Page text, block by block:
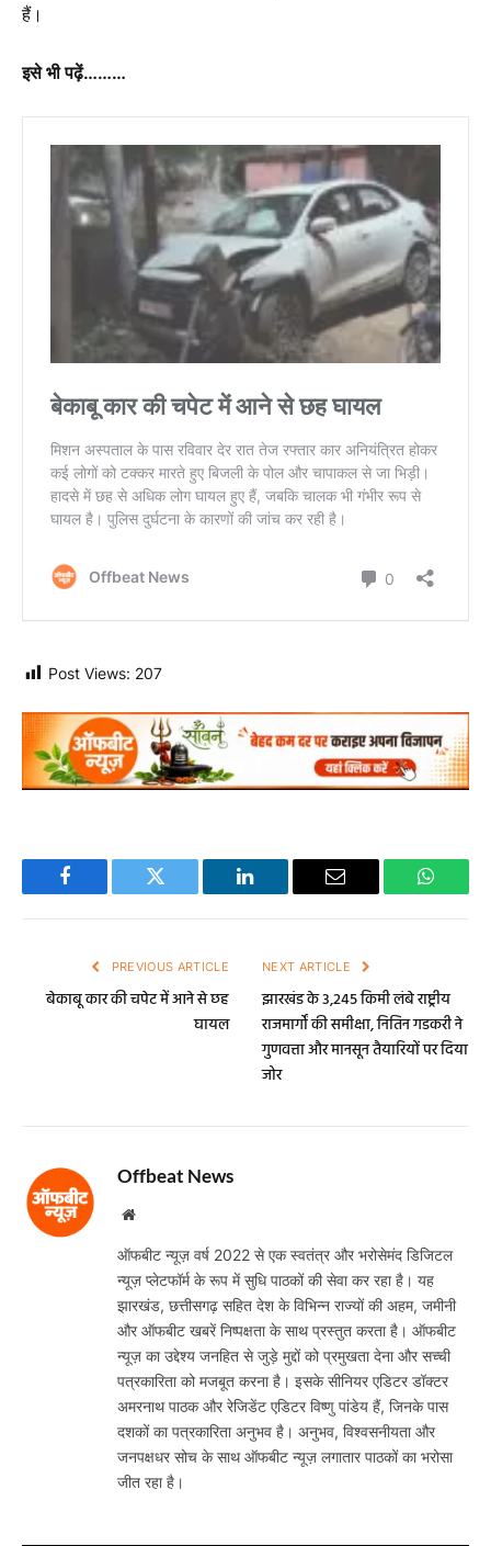
हैं।
इसे भी पढ़ें………
Post Views: 207
Facebook Twitter LinkedIn Email
PREVIOUS ARTICLE
बेकाबू कार की चपेट में आने से छह
घायल
NEXT ARTICLE
झारखंड के 3,245 किमी लंबे राष्ट्रीय
राजमार्गों की समीक्षा, नितिन गडकरी ने
गुणवत्ता और मानसून तैयारियों पर दिया
जोर
Offbeat News
Website
ऑफबीट न्यूज़ वर्ष 2022 से एक स्वतंत्र और भरोसेमंद डिजिटल
न्यूज़ प्लेटफॉर्म के रूप में सुधि पाठकों की सेवा कर रहा है। यह
झारखंड, छत्तीसगढ़ सहित देश के विभिन्न राज्यों की अहम, जमीनी
और ऑफबीट खबरें निष्पक्षता के साथ प्रस्तुत करता है। ऑफबीट
न्यूज़ का उद्देश्य जनहित से जुड़े मुद्दों को प्रमुखता देना और सच्ची
पत्रकारिता को मजबूत करना है। इसके सीनियर एडिटर डॉक्टर
अमरनाथ पाठक और रेजिडेंट एडिटर विष्णु पांडेय हैं, जिनके पास
दशकों का पत्रकारिता अनुभव है। अनुभव, विश्वसनीयता और
जनपक्षधर सोच के साथ ऑफबीट न्यूज़ लगातार पाठकों का भरोसा
जीत रहा है।